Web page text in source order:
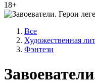
18+
Все
Художественная
Фэнтези